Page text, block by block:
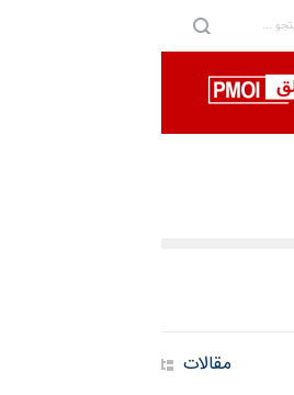
مقالات